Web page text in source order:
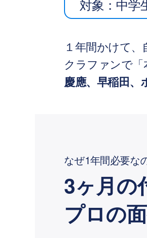
対象：中学
１年間かけて
クラファンで「
慶應、早稲田、
なぜ1年間必要な
3ヶ月の
プロの